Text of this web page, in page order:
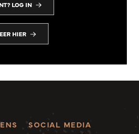
LOG IN
HIER
SOCIAL MEDIA